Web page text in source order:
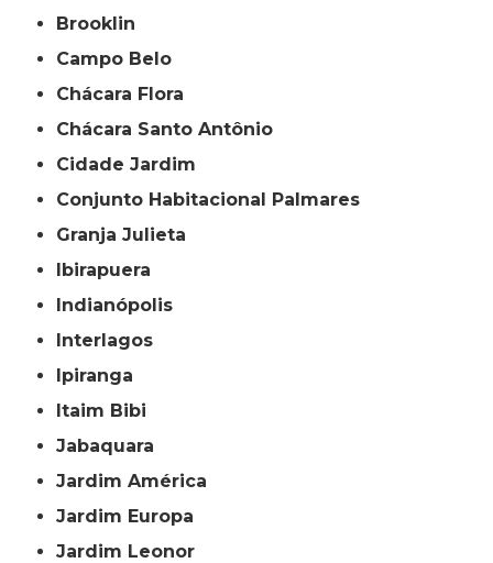
Brooklin
Campo Belo
Chácara Flora
Chácara Santo Antônio
Cidade Jardim
Conjunto Habitacional Palmares
Granja Julieta
Ibirapuera
Indianópolis
Interlagos
Ipiranga
Itaim Bibi
Jabaquara
Jardim América
Jardim Europa
Jardim Leonor